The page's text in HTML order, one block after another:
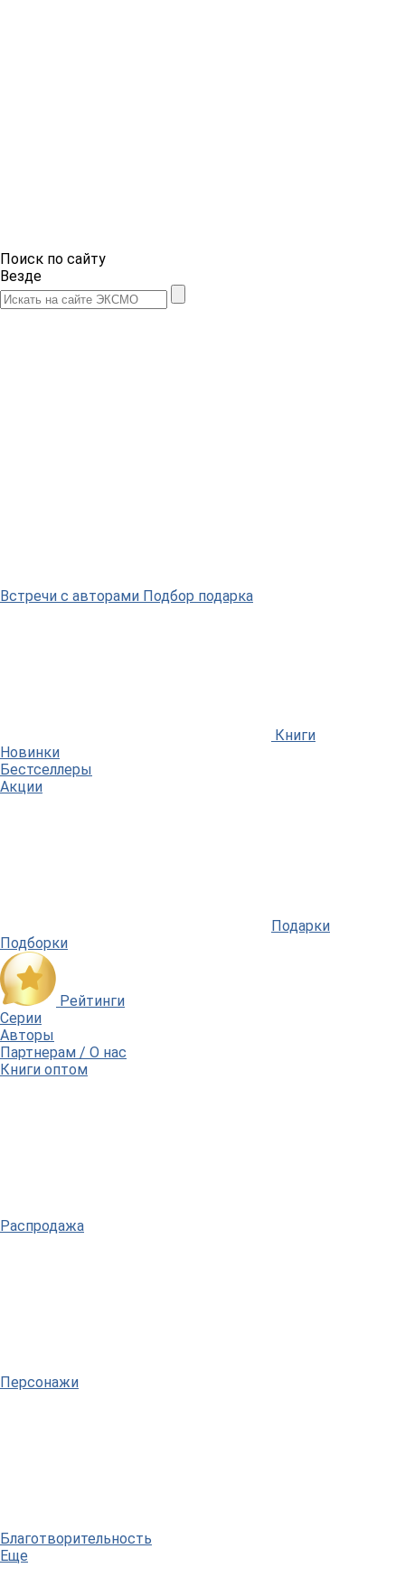
Поиск по сайту
Везде
Встречи с авторами Подбор подарка
Книги
Новинки
Бестселлеры
Акции
Подарки
Подборки
Рейтинги
Серии
Авторы
Партнерам / О нас
Книги оптом
Распродажа
Персонажи
Благотворительность
Еще